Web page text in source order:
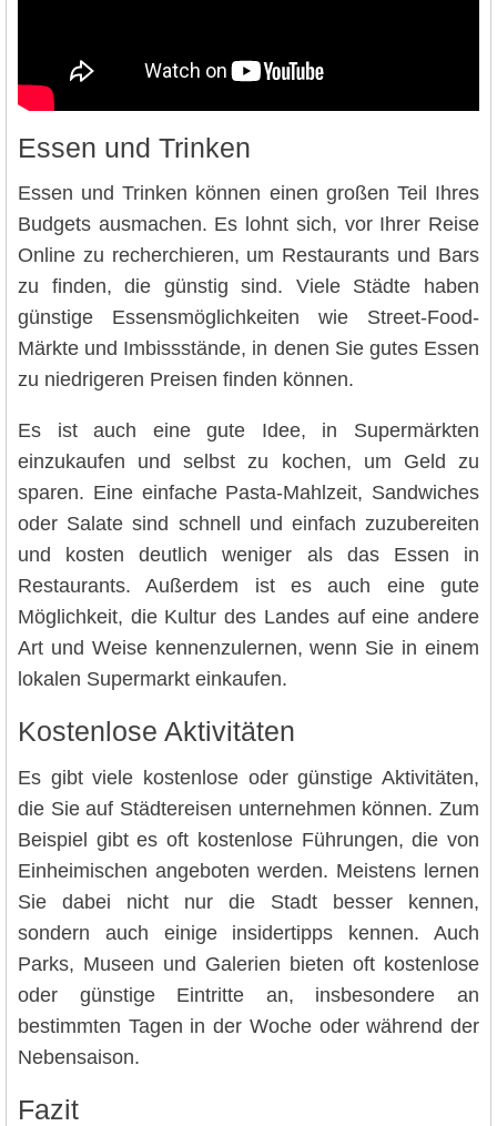
Essen und Trinken
Essen und Trinken können einen großen Teil Ihres
Budgets ausmachen. Es lohnt sich, vor Ihrer Reise
Online zu recherchieren, um Restaurants und Bars
zu finden, die günstig sind. Viele Städte haben
günstige Essensmöglichkeiten wie Street-Food-
Märkte und Imbissstände, in denen Sie gutes Essen
zu niedrigeren Preisen finden können.
Es ist auch eine gute Idee, in Supermärkten
einzukaufen und selbst zu kochen, um Geld zu
sparen. Eine einfache Pasta-Mahlzeit, Sandwiches
oder Salate sind schnell und einfach zuzubereiten
und kosten deutlich weniger als das Essen in
Restaurants. Außerdem ist es auch eine gute
Möglichkeit, die Kultur des Landes auf eine andere
Art und Weise kennenzulernen, wenn Sie in einem
lokalen Supermarkt einkaufen.
Kostenlose Aktivitäten
Es gibt viele kostenlose oder günstige Aktivitäten,
die Sie auf Städtereisen unternehmen können. Zum
Beispiel gibt es oft kostenlose Führungen, die von
Einheimischen angeboten werden. Meistens lernen
Sie dabei nicht nur die Stadt besser kennen,
sondern auch einige insidertipps kennen. Auch
Parks, Museen und Galerien bieten oft kostenlose
oder günstige Eintritte an, insbesondere an
bestimmten Tagen in der Woche oder während der
Nebensaison.
Fazit